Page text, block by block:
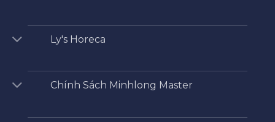
Ly's Horeca
Chính Sách Minhlong Master